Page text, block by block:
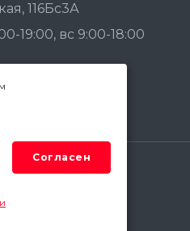
116Бс3А
19:00, вс 9:00-18:00
- Ковров
Согласен